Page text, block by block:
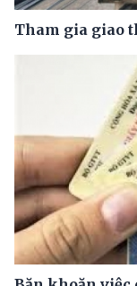
Tham gia giao